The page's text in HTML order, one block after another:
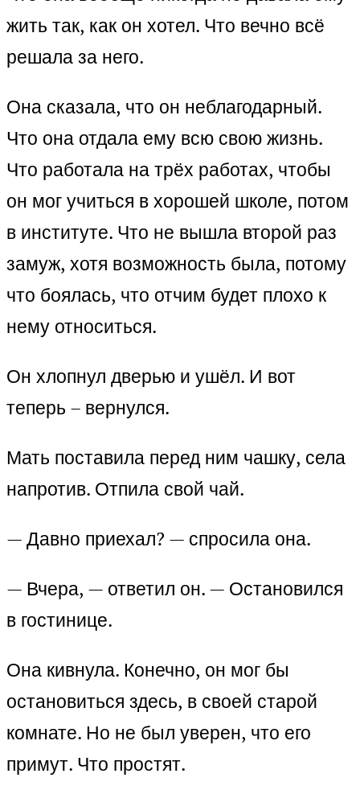
жить так, как он хотел. Что вечно всё
решала за него.
Она сказала, что он неблагодарный.
Что она отдала ему всю свою жизнь.
Что работала на трёх работах, чтобы
он мог учиться в хорошей школе, потом
в институте. Что не вышла второй раз
замуж, хотя возможность была, потому
что боялась, что отчим будет плохо к
нему относиться.
Он хлопнул дверью и ушёл. И вот
теперь – вернулся.
Мать поставила перед ним чашку, села
напротив. Отпила свой чай.
— Давно приехал? — спросила она.
— Вчера, — ответил он. — Остановился
в гостинице.
Она кивнула. Конечно, он мог бы
остановиться здесь, в своей старой
комнате. Но не был уверен, что его
примут. Что простят.